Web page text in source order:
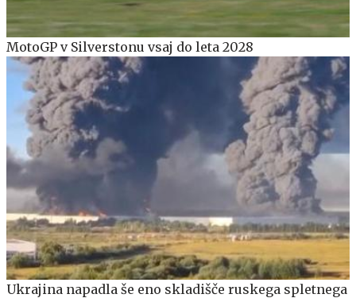
MotoGP v Silverstonu vsaj do leta 2028
Ukrajina napadla še eno skladišče ruskega spletnega